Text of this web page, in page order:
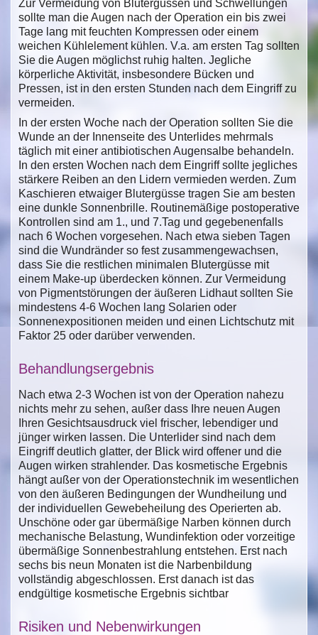
Zur Vermeidung von Blutergüssen und Schwellungen
sollte man die Augen nach der Operation ein bis zwei
Tage lang mit feuchten Kompressen oder einem
weichen Kühlelement kühlen. V.a. am ersten Tag sollten
Sie die Augen möglichst ruhig halten. Jegliche
körperliche Aktivität, insbesondere Bücken und
Pressen, ist in den ersten Stunden nach dem Eingriff zu
vermeiden.
In der ersten Woche nach der Operation sollten Sie die
Wunde an der Innenseite des Unterlides mehrmals
täglich mit einer antibiotischen Augensalbe behandeln.
In den ersten Wochen nach dem Eingriff sollte jegliches
stärkere Reiben an den Lidern vermieden werden. Zum
Kaschieren etwaiger Blutergüsse tragen Sie am besten
eine dunkle Sonnenbrille. Routinemäßige postoperative
Kontrollen sind am 1., und 7.Tag und gegebenenfalls
nach 6 Wochen vorgesehen. Nach etwa sieben Tagen
sind die Wundränder so fest zusammengewachsen,
dass Sie die restlichen minimalen Blutergüsse mit
einem Make-up überdecken können. Zur Vermeidung
von Pigmentstörungen der äußeren Lidhaut sollten Sie
mindestens 4-6 Wochen lang Solarien oder
Sonnenexpositionen meiden und einen Lichtschutz mit
Faktor 25 oder darüber verwenden.
Behandlungsergebnis
Nach etwa 2-3 Wochen ist von der Operation nahezu
nichts mehr zu sehen, außer dass Ihre neuen Augen
Ihren Gesichtsausdruck viel frischer, lebendiger und
jünger wirken lassen. Die Unterlider sind nach dem
Eingriff deutlich glatter, der Blick wird offener und die
Augen wirken strahlender. Das kosmetische Ergebnis
hängt außer von der Operationstechnik im wesentlichen
von den äußeren Bedingungen der Wundheilung und
der individuellen Gewebeheilung des Operierten ab.
Unschöne oder gar übermäßige Narben können durch
mechanische Belastung, Wundinfektion oder vorzeitige
übermäßige Sonnenbestrahlung entstehen. Erst nach
sechs bis neun Monaten ist die Narbenbildung
vollständig abgeschlossen. Erst danach ist das
endgültige kosmetische Ergebnis sichtbar
Risiken und Nebenwirkungen